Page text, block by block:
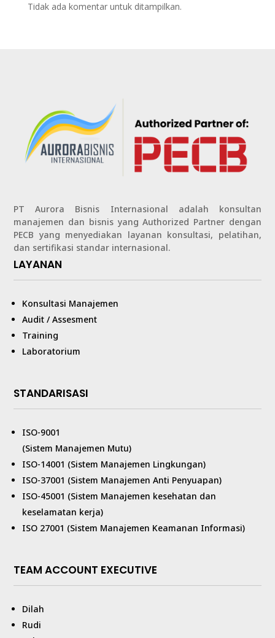
Tidak ada komentar untuk ditampilkan.
PT Aurora Bisnis Internasional adalah konsultan
manajemen dan bisnis yang Authorized Partner dengan
PECB yang menyediakan layanan konsultasi, pelatihan,
dan sertifikasi standar internasional.
LAYANAN
Konsultasi Manajemen
Audit / Assesment
Training
Laboratorium
STANDARISASI
ISO-9001
(Sistem Manajemen Mutu)
ISO-14001 (Sistem Manajemen Lingkungan)
ISO-37001 (Sistem Manajemen Anti Penyuapan)
ISO-45001 (Sistem Manajemen kesehatan dan
keselamatan kerja)
ISO 27001 (Sistem Manajemen Keamanan Informasi)
TEAM ACCOUNT EXECUTIVE
Dilah
Rudi